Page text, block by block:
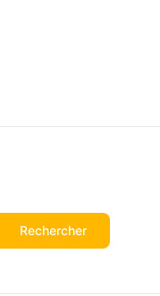
Rechercher